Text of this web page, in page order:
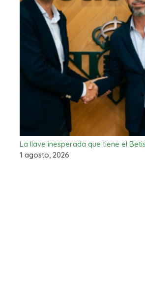
La llave inesperada que tiene el Betis
1 agosto, 2026